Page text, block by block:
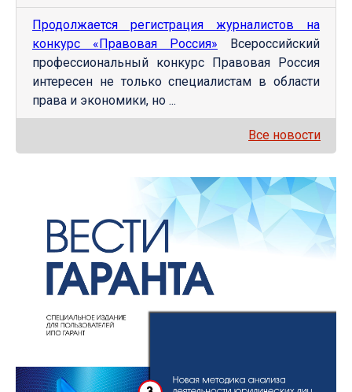
Продолжается регистрация журналистов на
конкурс «Правовая Россия» Всероссийский
профессиональный конкурс Правовая Россия
интересен не только специалистам в области
права и экономики, но ...
Все новости